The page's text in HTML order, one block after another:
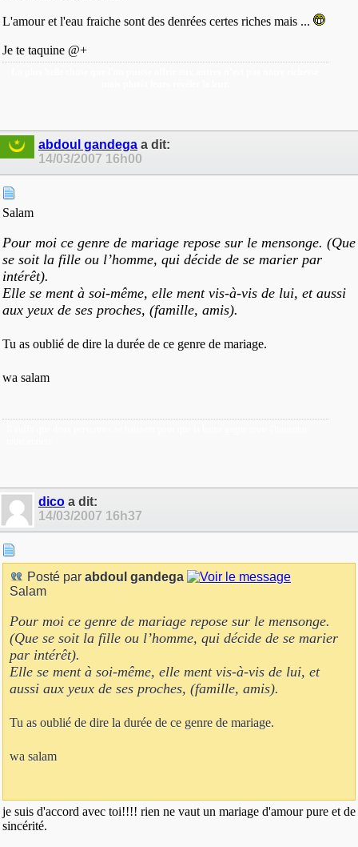
L'amour et l'eau fraiche sont des denrées certes riches mais ...
Je te taquine @+
abdoul gandega a dit:
14/03/2007 16h00
Salam
Pour moi ce genre de mariage repose sur le mensonge. (Que
se soit la fille ou l’homme, qui décide de se marier par
intérêt).
Elle se ment à soi-même, elle ment vis-à-vis de lui, et aussi
aux yeux de ses proches, (famille, amis).
Tu as oublié de dire la durée de ce genre de mariage.
wa salam
dico a dit:
14/03/2007 16h37
Posté par abdoul gandega
Salam
Pour moi ce genre de mariage repose sur le mensonge.
(Que se soit la fille ou l’homme, qui décide de se marier
par intérêt).
Elle se ment à soi-même, elle ment vis-à-vis de lui, et
aussi aux yeux de ses proches, (famille, amis).
Tu as oublié de dire la durée de ce genre de mariage.
wa salam
je suis d'accord avec toi!!!! rien ne vaut un mariage d'amour pure et de
sincérité.